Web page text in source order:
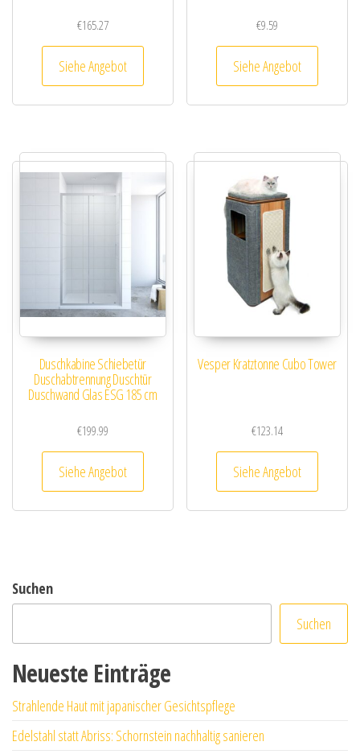
€165.27
Siehe Angebot
€9.59
Siehe Angebot
Duschkabine Schiebetür
Duschabtrennung Duschtür
Duschwand Glas ESG 185 cm
€199.99
Siehe Angebot
Vesper Kratztonne Cubo Tower
€123.14
Siehe Angebot
Suchen
Suchen
Neueste Einträge
Strahlende Haut mit japanischer Gesichtspflege
Edelstahl statt Abriss: Schornstein nachhaltig sanieren